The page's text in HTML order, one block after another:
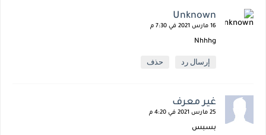
Unknown
16 مارس 2021 في 7:30 م
Nhhhg
إرسال رد حذف
غير معرف
25 مارس 2021 في 4:20 م
بسبس